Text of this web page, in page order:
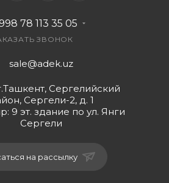
78 113 35 05
ЗВОНОК
sale@adek.uz
Сергелийский
Сергели-2, д. 1
9 эт. здание по ул. Янги
Сергели
на рассылку